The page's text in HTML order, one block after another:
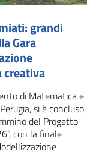
grandi
Gara
creativa
di Matematica e
si è concluso
del Progetto
con la finale